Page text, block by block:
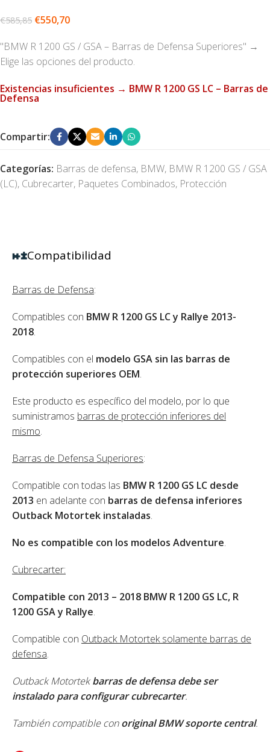
€585,85 €550,70
"BMW R 1200 GS / GSA – Barras de Defensa Superiores" →
Elige las opciones del producto.
Existencias insuficientes → BMW R 1200 GS LC – Barras de
Defensa
Compartir:
Categorías: Barras de defensa, BMW, BMW R 1200 GS / GSA
(LC), Cubrecarter, Paquetes Combinados, Protección
Compatibilidad
Barras de Defensa:
Compatibles con BMW R 1200 GS LC y Rallye 2013-
2018.
Compatibles con el modelo GSA sin las barras de
protección superiores OEM.
Este producto es específico del modelo, por lo que
suministramos barras de protección inferiores del
mismo.
Barras de Defensa Superiores:
Compatible con todas las BMW R 1200 GS LC desde
2013 en adelante con barras de defensa inferiores
Outback Motortek instaladas.
No es compatible con los modelos Adventure.
Cubrecarter:
Compatible con 2013 – 2018 BMW R 1200 GS LC, R
1200 GSA y Rallye.
Compatible con Outback Motortek solamente barras de
defensa.
Outback Motortekbarras de defensa debe ser
instalado para configurar cubrecarter.
También compatible conoriginal BMW soporte central.